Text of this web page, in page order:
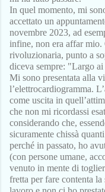
In quel momento, mi
accettato un
novembre 2023, ad
infine, non era affar mio.
rivoluzionaria, punto a
diceva sempre: "Largo
Mi sono presentata alla
l’elettrocardiogramma.
come uscita in
che non mi ricordassi
considerando che,
sicuramente chissà
perché in passato, ho
(con persone umane,
venuto in mente di
fretta per fare contenta